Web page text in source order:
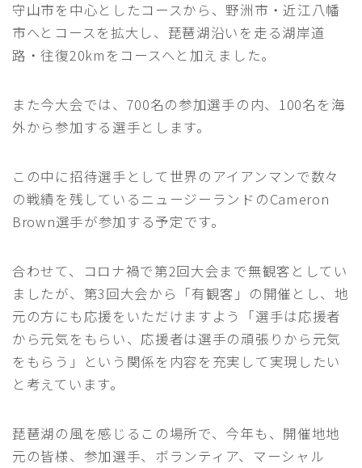
守山市を中心としたコースから、野洲市・近江八幡
市へとコースを拡大し、琵琶湖沿いを走る湖岸道
路・往復20kmをコースへと加えました。
また今大会では、700名の参加選手の内、100名を海
外から参加する選手とします。
この中に招待選手として世界のアイアンマンで数々
の戦績を残しているニュージーランドのCameron
Brown選手が参加する予定です。
合わせて、コロナ禍で第2回大会まで無観客としてい
ましたが、第3回大会から「有観客」の開催とし、地
元の方にも応援をいただけますよう「選手は応援者
から元気をもらい、応援者は選手の頑張りから元気
をもらう」という関係を内容を充実して実現したい
と考えています。
琵琶湖の風を感じるこの場所で、今年も、開催地地
元の皆様、参加選手、ボランティア、マーシャル